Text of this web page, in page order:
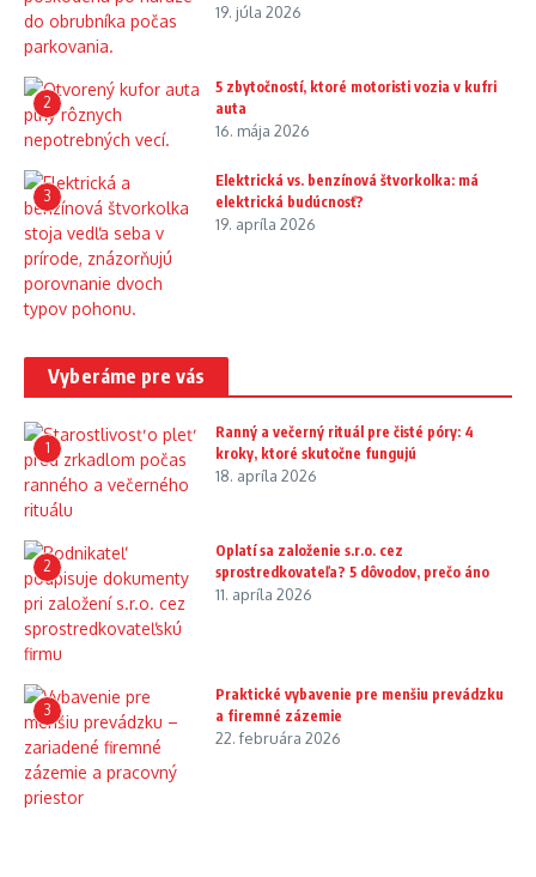
19. júla 2026
2
5 zbytočností, ktoré motoristi vozia v kufri
auta
16. mája 2026
3
Elektrická vs. benzínová štvorkolka: má
elektrická budúcnosť?
19. apríla 2026
Vyberáme pre vás
1
Ranný a večerný rituál pre čisté póry: 4
kroky, ktoré skutočne fungujú
18. apríla 2026
2
Oplatí sa založenie s.r.o. cez
sprostredkovateľa? 5 dôvodov, prečo áno
11. apríla 2026
3
Praktické vybavenie pre menšiu prevádzku
a firemné zázemie
22. februára 2026